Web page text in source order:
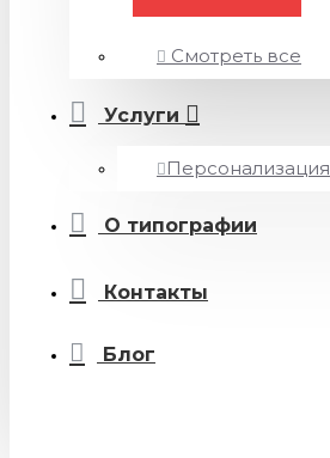
Смотреть все
Услуги
Персонализация
О типографии
Контакты
Блог